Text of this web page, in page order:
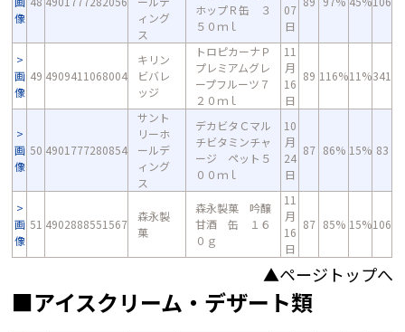
像
ィング
ス
ホップＲ缶 ３
５０ｍｌ
07
日
画
像
49 4909411068004
キリン
ビバレ
ッジ
トロピカーナＰ
プレミアムグレ
ープフルーツ７
２０ｍｌ
11
月
16
日
89 116%11%341
画
像
50 4901777280854
サント
リーホ
ールデ
ィング
ス
デカビタＣマル
チビタミンチャ
ージ ペット５
００ｍｌ
10
月
24
日
87 86% 15% 83
画
像
51 4902888551567
森永製
菓
森永製菓 吟醸
甘酒 缶 １６
０ｇ
11
月
16
日
87 85% 15%106
▲ページトップへ
■アイスクリーム・デザート類